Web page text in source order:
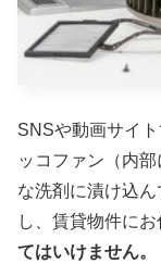
SNSや動画サイ
ッコファン（内
な洗剤に漬け込
し、賃貸物件にお
てはいけません。